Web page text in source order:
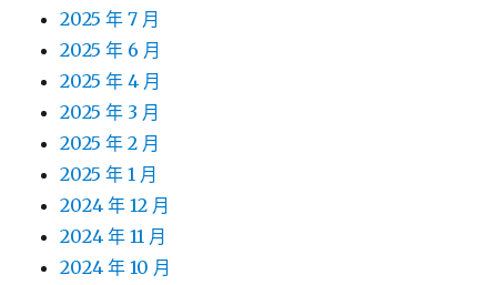
2025 年 7 月
2025 年 6 月
2025 年 4 月
2025 年 3 月
2025 年 2 月
2025 年 1 月
2024 年 12 月
2024 年 11 月
2024 年 10 月